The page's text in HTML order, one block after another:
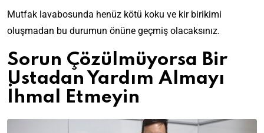
Mutfak lavabosunda henüz kötü koku ve kir birikimi
oluşmadan bu durumun önüne geçmiş olacaksınız.
Sorun Çözülmüyorsa Bir
Ustadan Yardım Almayı
İhmal Etmeyin